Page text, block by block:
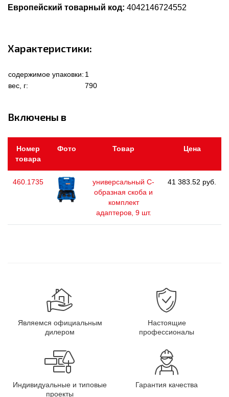
Европейский товарный код: 4042146724552
Характеристики:
содержимое упаковки: 1
вес, г:
790
Включены в
Номер
товара
Фото Товар Цена
460.1735
универсальный С-
образная скоба и
комплект
адаптеров, 9 шт.
41 383.52 руб.
Являемся официальным
дилером
Настоящие
профессионалы
Индивидуальные и типовые
проекты
Гарантия качества